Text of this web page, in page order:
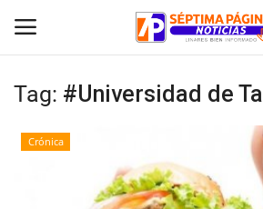
Tag: #Universidad de
Crónica